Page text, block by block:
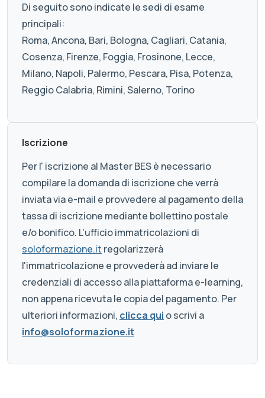
Di seguito sono indicate le sedi di esame
principali:
Roma, Ancona, Bari, Bologna, Cagliari, Catania,
Cosenza, Firenze, Foggia, Frosinone, Lecce,
Milano, Napoli, Palermo, Pescara, Pisa, Potenza,
Reggio Calabria, Rimini, Salerno, Torino
Iscrizione
Per l' iscrizione al Master BES è necessario
compilare la domanda di iscrizione che verrà
inviata via e-mail e provvedere al pagamento della
tassa di iscrizione mediante bollettino postale
e/o bonifico. L'ufficio immatricolazioni di
soloformazione.it regolarizzerà
l'immatricolazione e provvederà ad inviare le
credenziali di accesso alla piattaforma e-learning,
non appena ricevuta le copia del pagamento. Per
ulteriori informazioni, clicca qui o scrivi a
info@soloformazione.it